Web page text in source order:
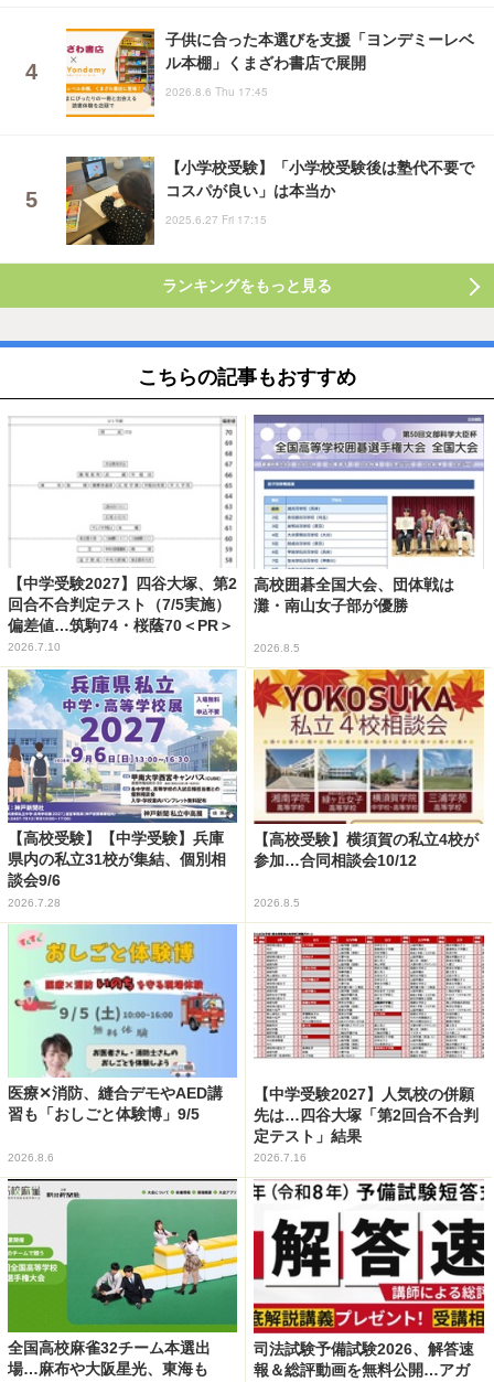
子供に合った本選びを支援「ヨンデミーレベ
ル本棚」くまざわ書店で展開
2026.8.6 Thu 17:45
【小学校受験】「小学校受験後は塾代不要で
コスパが良い」は本当か
2025.6.27 Fri 17:15
ランキングをもっと見る
こちらの記事もおすすめ
【中学受験2027】四谷大塚、第2
回合不合判定テスト（7/5実施）
偏差値…筑駒74・桜蔭70＜PR＞
2026.7.10
高校囲碁全国大会、団体戦は
灘・南山女子部が優勝
2026.8.5
【高校受験】【中学受験】兵庫
県内の私立31校が集結、個別相
談会9/6
2026.7.28
【高校受験】横須賀の私立4校が
参加…合同相談会10/12
2026.8.5
医療✕消防、縫合デモやAED講
習も「おしごと体験博」9/5
2026.8.6
【中学受験2027】人気校の併願
先は…四谷大塚「第2回合不合判
定テスト」結果
2026.7.16
全国高校麻雀32チーム本選出
場…麻布や大阪星光、東海も
司法試験予備試験2026、解答速
報＆総評動画を無料公開…アガ